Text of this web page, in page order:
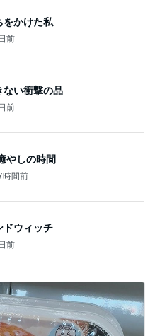
をかけた私
前
ない衝撃の品
前
やしの時間
時間前
ドウィッチ
前